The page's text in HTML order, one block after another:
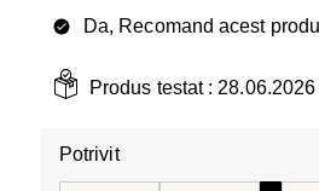
Da, Recomand acest
Produs testat :28.06.2026
Potrivit